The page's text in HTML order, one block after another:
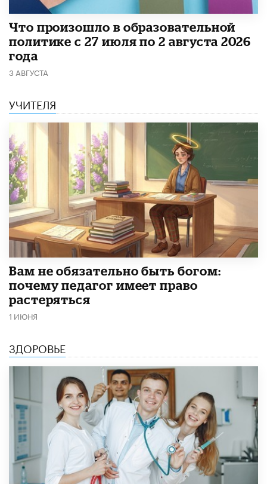
​Что произошло в образовательной
политике с 27 июля по 2 августа 2026
года
3 АВГУСТА
УЧИТЕЛЯ
​Вам не обязательно быть богом:
почему педагог имеет право
растеряться
1 ИЮНЯ
ЗДОРОВЬЕ